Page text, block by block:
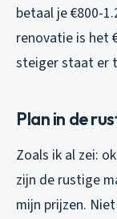
betaal je €800-
renovatie is het
steiger staat er
Plan in de
Zoals ik al zei:
zijn de rustige
mijn prijzen.